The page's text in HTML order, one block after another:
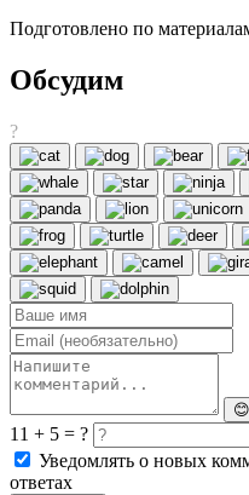
Подготовлено по
Обсудим
?
😊
11 + 5 = ?
Уведомлять о новых
ответах